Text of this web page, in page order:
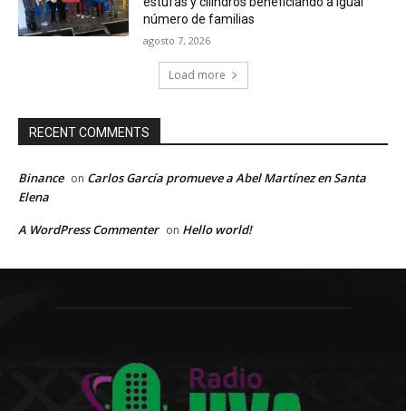
número de familias
agosto 7, 2026
Load more
RECENT COMMENTS
Binance on Carlos García promueve a Abel Martínez en Santa
Elena
A WordPress Commenter on Hello world!